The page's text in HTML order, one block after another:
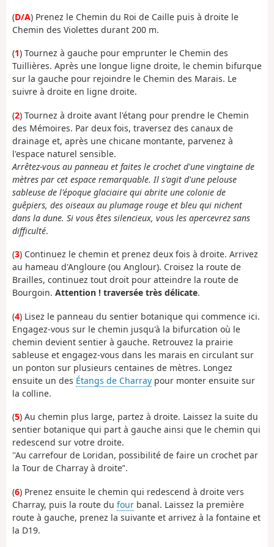
(D/A) Prenez le Chemin du Roi de Caille puis à droite le
Chemin des Violettes durant 200 m.
(1) Tournez à gauche pour emprunter le Chemin des
Tuillières. Après une longue ligne droite, le chemin bifurque
sur la gauche pour rejoindre le Chemin des Marais. Le
suivre à droite en ligne droite.
(2) Tournez à droite avant l'étang pour prendre le Chemin
des Mémoires. Par deux fois, traversez des canaux de
drainage et, après une chicane montante, parvenez à
l'espace naturel sensible.
Arrêtez-vous au panneau et faites le crochet d'une vingtaine de
mètres par cet espace remarquable. Il s'agit d'une pelouse
sableuse de l'époque glaciaire qui abrite une colonie de
guêpiers, des oiseaux au plumage rouge et bleu qui nichent
dans la dune. Si vous êtes silencieux, vous les apercevrez sans
difficulté.
(3) Continuez le chemin et prenez deux fois à droite. Arrivez
au hameau d'Angloure (ou Anglour). Croisez la route de
Brailles, continuez tout droit pour atteindre la route de
Bourgoin. Attention ! traversée très délicate.
(4) Lisez le panneau du sentier botanique qui commence ici.
Engagez-vous sur le chemin jusqu'à la bifurcation où le
chemin devient sentier à gauche. Retrouvez la prairie
sableuse et engagez-vous dans les marais en circulant sur
un ponton sur plusieurs centaines de mètres. Longez
ensuite un des Étangs de Charray pour monter ensuite sur
la colline.
(5) Au chemin plus large, partez à droite. Laissez la suite du
sentier botanique qui part à gauche ainsi que le chemin qui
redescend sur votre droite.
''Au carrefour de Loridan, possibilité de faire un crochet par
la Tour de Charray à droite’'.
(6) Prenez ensuite le chemin qui redescend à droite vers
Charray, puis la route du four banal. Laissez la première
route à gauche, prenez la suivante et arrivez à la fontaine et
la D19.